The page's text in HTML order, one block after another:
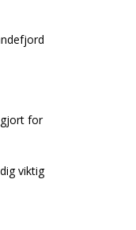
for
viktig